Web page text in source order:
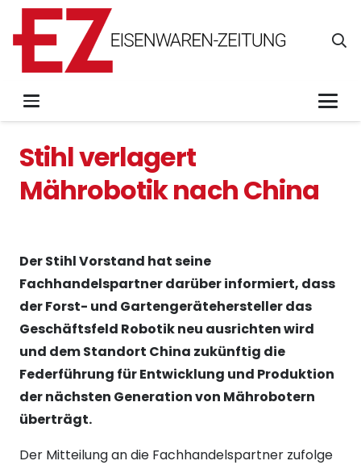
Stihl verlagert
Mährobotik nach China
Der Stihl Vorstand hat seine
Fachhandelspartner darüber informiert, dass
der Forst- und Gartengerätehersteller das
Geschäftsfeld Robotik neu ausrichten wird
und dem Standort China zukünftig die
Federführung für Entwicklung und Produktion
der nächsten Generation von Mährobotern
überträgt.
Der Mitteilung an die Fachhandelspartner zufolge